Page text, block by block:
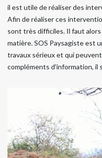
il est utile de réaliser des
Afin de réaliser ces
sont très difficiles. Il faut
matière. SOS Paysagiste est
travaux sérieux et qui
compléments d'information,